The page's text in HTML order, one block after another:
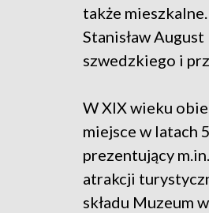
także
Stanisław
szwedzkiego i
W XIX wieku
miejsce w latach
prezentujący
atrakcji
składu Muzeum